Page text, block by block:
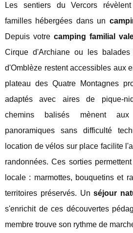
Les sentiers du Vercors
familles hébergées dans un
Depuis votre camping familial
Cirque d'Archiane ou les
d'Omblèze restent accessibles aux
plateau des Quatre Montagnes
adaptés avec aires de pique-
chemins balisés mènent
panoramiques sans difficulté
location de vélos sur place facilite
randonnées. Ces sorties
locale : marmottes, bouquetins et
territoires préservés. Unséjour
s'enrichit de ces découvertes
membre trouve son rythme de